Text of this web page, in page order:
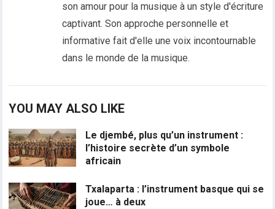
son amour pour la musique à un style d'écriture
captivant. Son approche personnelle et
informative fait d'elle une voix incontournable
dans le monde de la musique.
YOU MAY ALSO LIKE
Le djembé, plus qu’un instrument :
l’histoire secrète d’un symbole
africain
Txalaparta : l’instrument basque qui se
joue… à deux